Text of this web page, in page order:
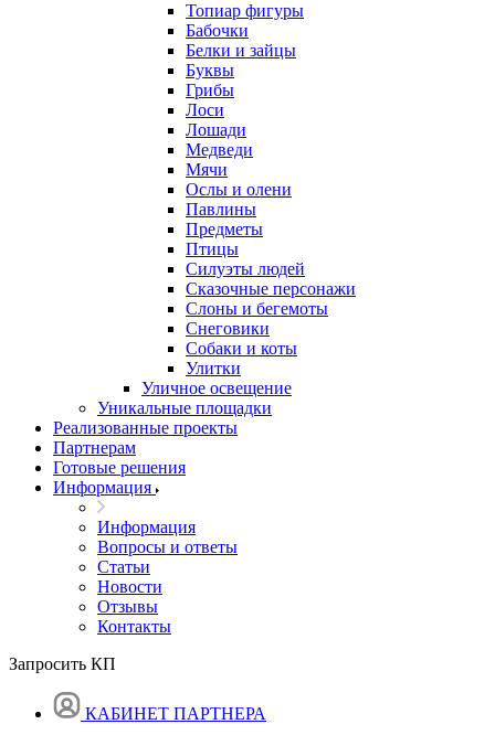
Топиар фигуры
Бабочки
Белки и зайцы
Буквы
Грибы
Лоси
Лошади
Медведи
Мячи
Ослы и олени
Павлины
Предметы
Птицы
Силуэты людей
Сказочные персонажи
Слоны и бегемоты
Снеговики
Собаки и коты
Улитки
Уличное освещение
Уникальные площадки
Реализованные проекты
Партнерам
Готовые решения
Информация
Информация
Вопросы и ответы
Статьи
Новости
Отзывы
Контакты
Запросить КП
КАБИНЕТ ПАРТНЕРА